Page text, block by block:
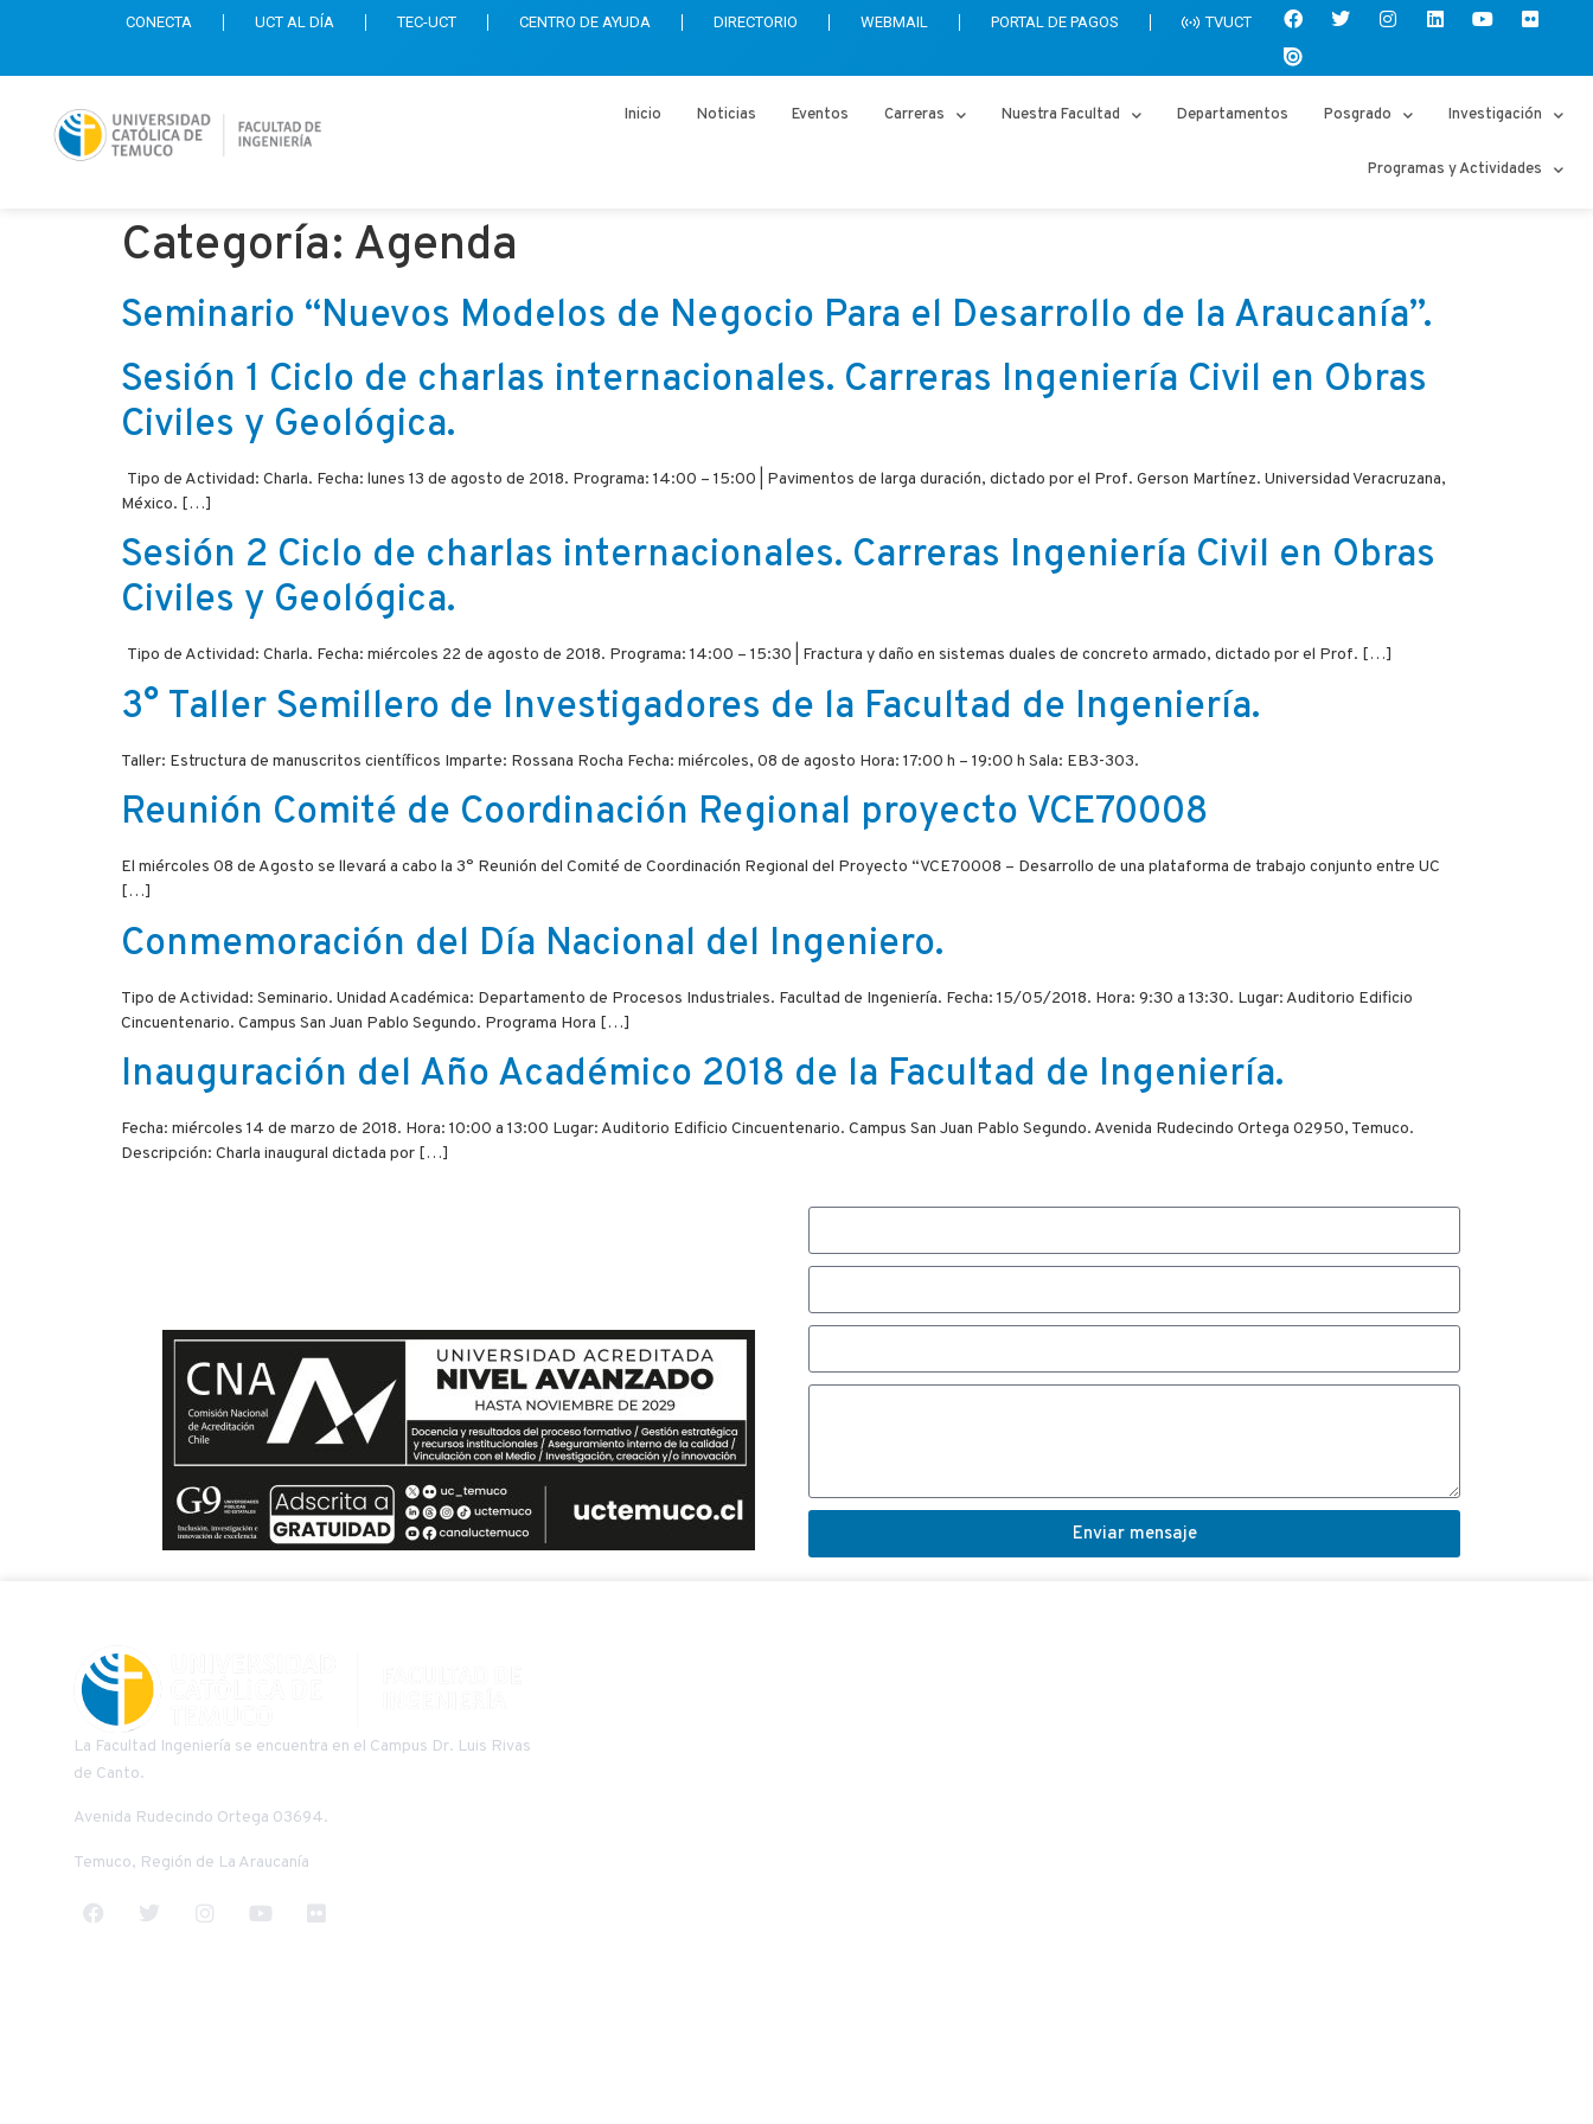
CONECTA UCT AL DÍA TEC-UCT CENTRO DE AYUDA DIRECTORIO WEBMAIL PORTAL DE PAGOS TVUCT
Inicio Noticias Eventos Carreras Nuestra Facultad Departamentos Posgrado Investigación
Programas y Actividades
Categoría: Agenda
Seminario “Nuevos Modelos de Negocio Para el Desarrollo de la Araucanía”.
Sesión 1 Ciclo de charlas internacionales. Carreras Ingeniería Civil en Obras
Civiles y Geológica.
Tipo de Actividad: Charla. Fecha: lunes 13 de agosto de 2018. Programa: 14:00 – 15:00 | Pavimentos de larga duración, dictado por el Prof. Gerson Martínez. Universidad Veracruzana,
México. […]
Sesión 2 Ciclo de charlas internacionales. Carreras Ingeniería Civil en Obras
Civiles y Geológica.
Tipo de Actividad: Charla. Fecha: miércoles 22 de agosto de 2018. Programa: 14:00 – 15:30 | Fractura y daño en sistemas duales de concreto armado, dictado por el Prof. […]
3° Taller Semillero de Investigadores de la Facultad de Ingeniería.
Taller: Estructura de manuscritos científicos Imparte: Rossana Rocha Fecha: miércoles, 08 de agosto Hora: 17:00 h – 19:00 h Sala: EB3-303.
Reunión Comité de Coordinación Regional proyecto VCE70008
El miércoles 08 de Agosto se llevará a cabo la 3° Reunión del Comité de Coordinación Regional del Proyecto “VCE70008 – Desarrollo de una plataforma de trabajo conjunto entre UC
[…]
Conmemoración del Día Nacional del Ingeniero.
Tipo de Actividad: Seminario. Unidad Académica: Departamento de Procesos Industriales. Facultad de Ingeniería. Fecha: 15/05/2018. Hora: 9:30 a 13:30. Lugar: Auditorio Edificio
Cincuentenario. Campus San Juan Pablo Segundo. Programa Hora […]
Inauguración del Año Académico 2018 de la Facultad de Ingeniería.
Fecha: miércoles 14 de marzo de 2018. Hora: 10:00 a 13:00 Lugar: Auditorio Edificio Cincuentenario. Campus San Juan Pablo Segundo. Avenida Rudecindo Ortega 02950, Temuco.
Descripción: Charla inaugural dictada por […]
Enviar mensaje
La Facultad Ingeniería se encuentra en el Campus Dr. Luis Rivas
de Canto.
Avenida Rudecindo Ortega 03694.
Temuco, Región de La Araucanía